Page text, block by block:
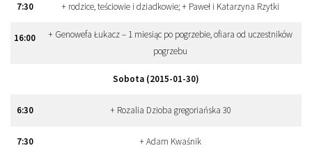
7:30 + rodzice, teściowie i dziadkowie; + Paweł i Katarzyna Rzytki
16:00
+ Genowefa Łukacz – 1 miesiąc po pogrzebie, ofiara od uczestników
pogrzebu
Sobota (2015-01-30)
6:30 + Rozalia Dzioba gregoriańska 30
7:30 + Adam Kwaśnik